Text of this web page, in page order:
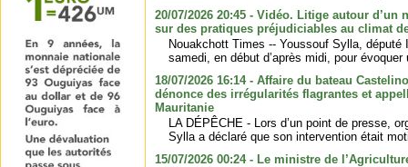
20/07/2026 20:45 - Vidéo. Litige autour d’un
sur des pratiques préjudiciables au climat
Nouakchott Times -- Youssouf Sylla,
samedi, en début d’après midi, pour évoquer
18/07/2026 16:14 - Affaire du bateau
dénonce des irrégularités flagrantes et
Mauritanie
LA DÉPÊCHE - Lors d’un point de presse,
Sylla a déclaré que son intervention était
15/07/2026 00:24 - Le ministre de